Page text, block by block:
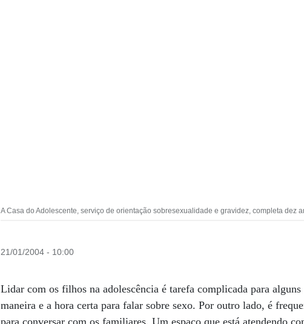
A Casa do Adolescente, serviço de orientação sobresexualidade e gravidez, completa dez
21/01/2004 - 10:00
Lidar com os filhos na adolescência é tarefa complicada para
maneira e a hora certa para falar sobre sexo. Por outro lado, é
para conversar com os familiares. Um espaço que está atendendo